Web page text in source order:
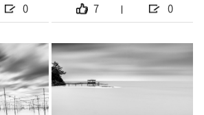
0
7
0